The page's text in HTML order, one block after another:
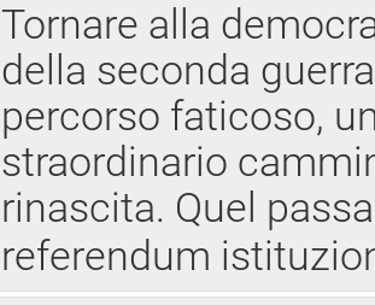
Tornare alla
della seconda
percorso faticoso,
straordinario
rinascita. Quel
referendum